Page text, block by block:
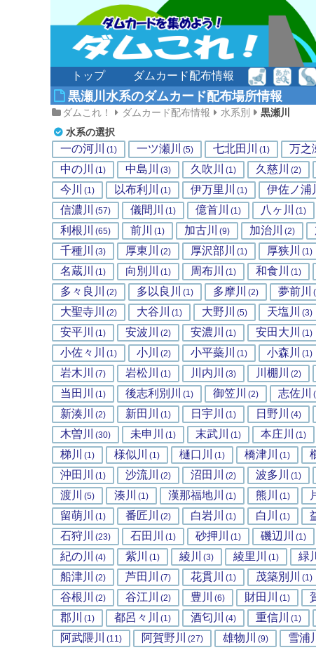
トップ ダムカード配布情報
黒瀬川水系のダムカード配布場所情報
ダムこれ！ ダムカード配布情報 水系別
黒瀬川
水系の選択
一の河川 (1) 一ツ瀬川 (5) 七北田川 (1) 万之
中の川 (1) 中島川 (3) 久吹川 (1) 久慈川 (2)
今川 (1) 以布利川 (1) 伊万里川 (1) 伊佐ノ浦
信濃川 (57) 儀間川 (1) 億首川 (1) 八ヶ川 (1)
利根川 (65) 前川 (1) 加古川 (9) 加治川 (2)
千種川 (3) 厚東川 (2) 厚沢部川 (1) 厚狭川 (1)
名蔵川 (1) 向別川 (1) 周布川 (1) 和食川 (1)
多々良川 (2) 多以良川 (1) 多摩川 (2) 夢前川
大聖寺川 (2) 大谷川 (1) 大野川 (5) 天塩川 (3)
安平川 (1) 安波川 (2) 安濃川 (1) 安田大川 (1)
小佐々川 (1) 小川 (2) 小平蘂川 (1) 小森川 (1)
岩木川 (7) 岩松川 (1) 川内川 (3) 川棚川 (2)
当田川 (1) 後志利別川 (1) 御笠川 (2) 志佐川
新湊川 (2) 新田川 (1) 日宇川 (1) 日野川 (4)
木曽川 (30) 未申川 (1) 末武川 (1) 本庄川 (1)
梯川 (1) 様似川 (1) 樋口川 (1) 橋津川 (1)
沖田川 (1) 沙流川 (2) 沼田川 (2) 波多川 (1)
渡川 (5) 湊川 (1) 漢那福地川 (1) 熊川 (1)
留萌川 (1) 番匠川 (2) 白岩川 (1) 白川 (1)
石狩川 (23) 石田川 (1) 砂押川 (1) 磯辺川 (1)
紀の川 (4) 紫川 (1) 綾川 (3) 綾里川 (1) 緑川
船津川 (2) 芦田川 (7) 花貫川 (1) 茂築別川 (1)
谷根川 (2) 谷江川 (2) 豊川 (6) 財田川 (1)
郡川 (1) 都呂々川 (1) 酒匂川 (4) 重信川 (1)
阿武隈川 (11) 阿賀野川 (27) 雄物川 (9) 雪浦川